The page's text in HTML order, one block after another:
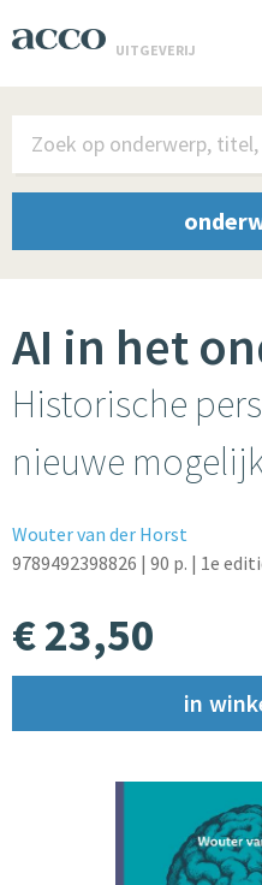
UITGEVERIJ
AI in het
Historische
nieuwe
Wouter van der Horst
9789492398826 | 90 p. | 1e
€ 23,50